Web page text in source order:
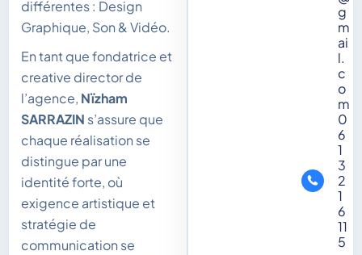
différentes : Design
Graphique, Son & Vidéo.
En tant que fondatrice et
creative director de
l’agence, Nïzham
SARRAZIN s’assure que
chaque réalisation se
distingue par une
identité forte, où
exigence artistique et
stratégie de
communication se
g
m
ai
l.
c
o
m
0
6
1
3
2
1
6
11
5